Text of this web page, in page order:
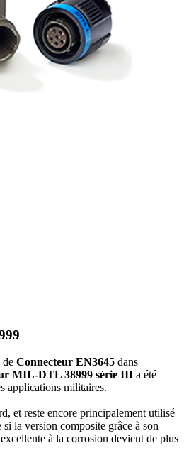
de Connecteur EN3645 dans
MIL-DTL 38999 série III a été
applications militaires.
et reste encore principalement utilisé
la version composite grâce à son
à la corrosion devient de plus